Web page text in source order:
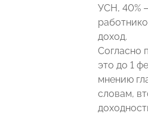
УСН, 40%
доход.
Согласно
это до 1
мнению
словам,